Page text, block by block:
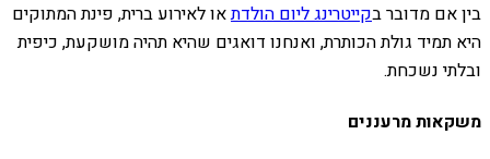
בין אם מדובר בקייטרינג ליום הולדתאו לאירוע ברית, פינת המתוקים
היא תמיד גולת הכותרת, ואנחנו דואגים שהיא תהיה מושקעת, כיפית
ובלתי נשכחת.
משקאות מרעננים